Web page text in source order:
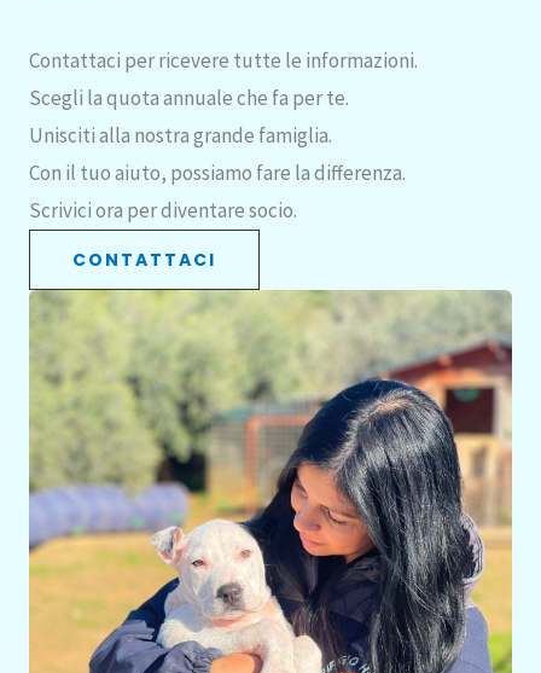
Contattaci per ricevere tutte le informazioni.
Scegli la quota annuale che fa per te.
Unisciti alla nostra grande famiglia.
Con il tuo aiuto, possiamo fare la differenza.
Scrivici ora per diventare socio.
CONTATTACI